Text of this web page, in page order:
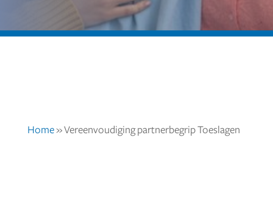
Home»Vereenvoudiging partnerbegrip Toeslagen